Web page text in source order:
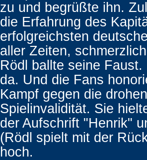
zu und begrüßte ihn.
die Erfahrung des
erfolgreichsten
aller Zeiten,
Rödl ballte seine
da. Und die Fans
Kampf gegen die
Spielinvalidität. Sie
der Aufschrift "Henrik"
(Rödl spielt mit der
hoch.